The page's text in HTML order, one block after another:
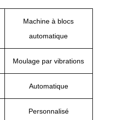
Machine à blocs
automatique
Moulage par vibrations
Automatique
Personnalisé